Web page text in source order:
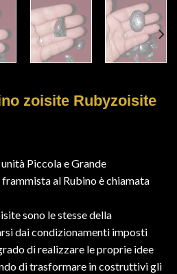
zoisite Rubyzoisite
Piccola e Grande
al Rubino è chiamata
sono le stesse della
dai condizionamenti imposti
di realizzare le proprie idee
di trasformare in costruttivi gli